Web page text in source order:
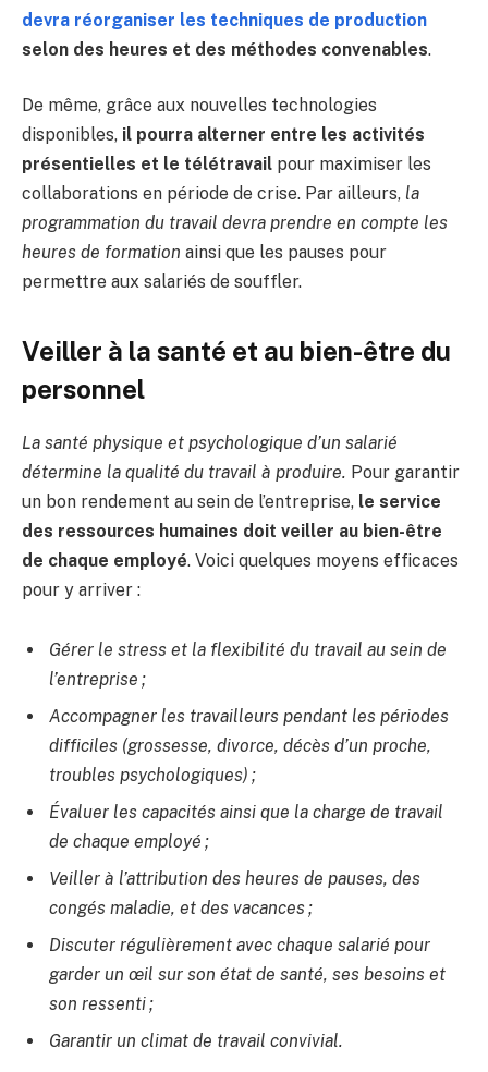
devra réorganiser les techniques de production
selon des heures et des méthodes convenables.
De même, grâce aux nouvelles technologies
disponibles, il pourra alterner entre les activités
présentielles et le télétravail pour maximiser les
collaborations en période de crise. Par ailleurs, la
programmation du travail devra prendre en compte les
heures de formation ainsi que les pauses pour
permettre aux salariés de souffler.
Veiller à la santé et au bien-être du
personnel
La santé physique et psychologique d’un salarié
détermine la qualité du travail à produire. Pour garantir
un bon rendement au sein de l’entreprise, le service
des ressources humaines doit veiller au bien-être
de chaque employé. Voici quelques moyens efficaces
pour y arriver :
Gérer le stress et la flexibilité du travail au sein de
l’entreprise ;
Accompagner les travailleurs pendant les périodes
difficiles (grossesse, divorce, décès d’un proche,
troubles psychologiques) ;
Évaluer les capacités ainsi que la charge de travail
de chaque employé ;
Veiller à l’attribution des heures de pauses, des
congés maladie, et des vacances ;
Discuter régulièrement avec chaque salarié pour
garder un œil sur son état de santé, ses besoins et
son ressenti ;
Garantir un climat de travail convivial.